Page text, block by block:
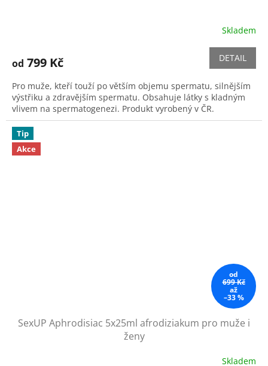
je
z
5
hvězdiček.
Skladem
od 799 Kč DETAIL
Pro muže, kteří touží po větším objemu spermatu, silnějším
výstřiku a zdravějším spermatu. Obsahuje látky s kladným
vlivem na spermatogenezi. Produkt vyrobený v ČR.
Tip
Akce
od
699 Kč
až
–33 %
SexUP Aphrodisiac 5x25ml afrodiziakum pro muže i
ženy
Skladem